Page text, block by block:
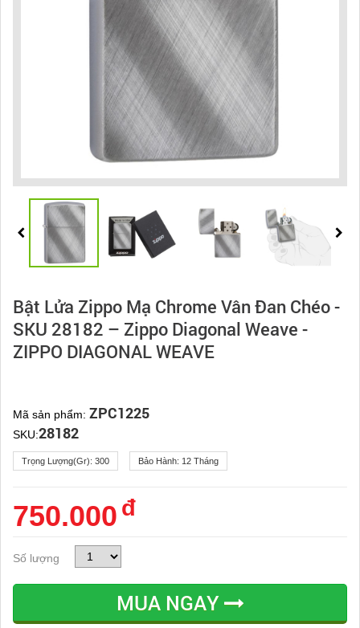
Bật Lửa Zippo Mạ Chrome Vân Đan Chéo -
SKU 28182 – Zippo Diagonal Weave -
ZIPPO DIAGONAL WEAVE
Mã sản phẩm: ZPC1225
SKU:28182
Trọng Lượng(gr): 300 Bảo Hành: 12 Tháng
750.000 đ
Số lượng
MUA NGAY